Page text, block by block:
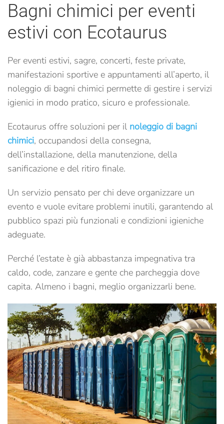
Bagni chimici per eventi
estivi con Ecotaurus
Per eventi estivi, sagre, concerti, feste private,
manifestazioni sportive e appuntamenti all’aperto, il
noleggio di bagni chimici permette di gestire i servizi
igienici in modo pratico, sicuro e professionale.
Ecotaurus offre soluzioni per il noleggio di bagni
chimici, occupandosi della consegna,
dell’installazione, della manutenzione, della
sanificazione e del ritiro finale.
Un servizio pensato per chi deve organizzare un
evento e vuole evitare problemi inutili, garantendo al
pubblico spazi più funzionali e condizioni igieniche
adeguate.
Perché l’estate è già abbastanza impegnativa tra
caldo, code, zanzare e gente che parcheggia dove
capita. Almeno i bagni, meglio organizzarli bene.